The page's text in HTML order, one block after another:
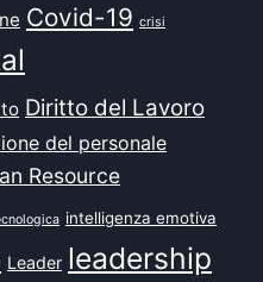
Covid-19 crisi
Diritto del Lavoro
del personale
Resource
intelligenza emotiva
Leader leadership